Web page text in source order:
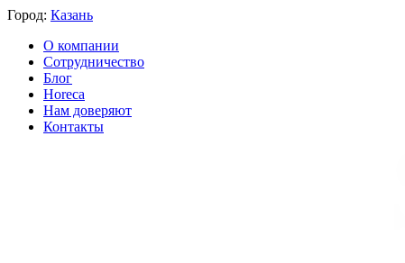
Город: Казань
О компании
Сотрудничество
Блог
Horeca
Нам доверяют
Контакты